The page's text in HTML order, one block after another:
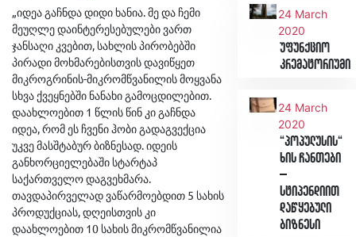
„იდეა გაჩნდა დიდი ხანია. მე და ჩემი
მეუღლე დაინტერესებულები ვართ
ჯანსაღი კვებით, სახლის პირობებში
პირადი მოხმარებისთვის დავიწყეთ
მიკროგრინის-მიკრომწვანილის მოყვანა
სხვა ქვეყნებში ნანახი გამოცდილებით.
დაახლოებით 1 წლის წინ კი გაჩნდა
იდეა, რომ ეს ჩვენი ჰობი გადაგვექცია
უკვე მასშტაბურ ბიზნესად. იდეის
განხორციელებაში სტარტაპ
საქართველო დაგვეხმარა.
თავდაპირველად ვაწარმოებდით 5 სახის
პროდუქციას, დღეისთვის კი
დაახლოებით 10 სახის მიკრომწვანილია
24 March
2020
უფუნქციო
კრემატორიუმი
24 March
2020
“პოპულუსის“
ხის ჩანთები
–
სტიპენდიით
დაწყებული
ბიზნესი